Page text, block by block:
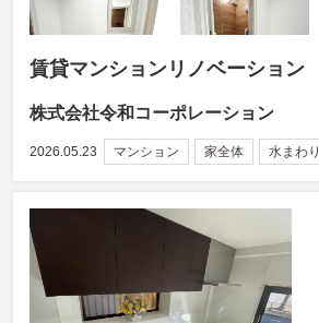
賃貸マンションリノベーション
株式会社令和コーポレーション
2026.05.23 マンション 家全体 水まわり